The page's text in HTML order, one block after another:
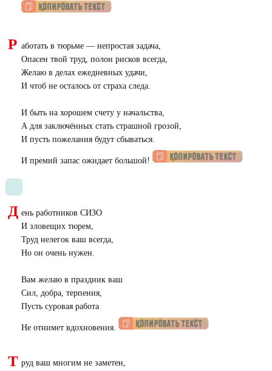
Р аботать в тюрьме — непростая задача,
Опасен твой труд, полон рисков всегда,
Желаю в делах ежедневных удачи,
И чтоб не осталось от страха следа.
И быть на хорошем счету у начальства,
А для заключённых стать страшной грозой,
И пусть пожелания будут сбываться.
И премий запас ожидает большой!
Д ень работников СИЗО
И зловещих тюрем,
Труд нелегок ваш всегда,
Но он очень нужен.
Вам желаю в праздник ваш
Сил, добра, терпения,
Пусть суровая работа
Не отнимет вдохновения.
Т руд ваш многим не заметен,